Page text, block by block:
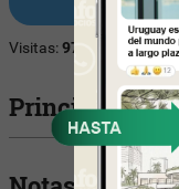
Visitas:970
Principales